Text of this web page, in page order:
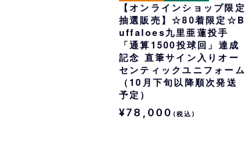
【オンラインショップ限定
抽選販売】☆80着限定☆B
uffaloes九里亜蓮投手
「通算1500投球回」達成
記念 直筆サイン入りオー
センティックユニフォーム
（10月下旬以降順次発送
予定）
¥78,000 (税込)